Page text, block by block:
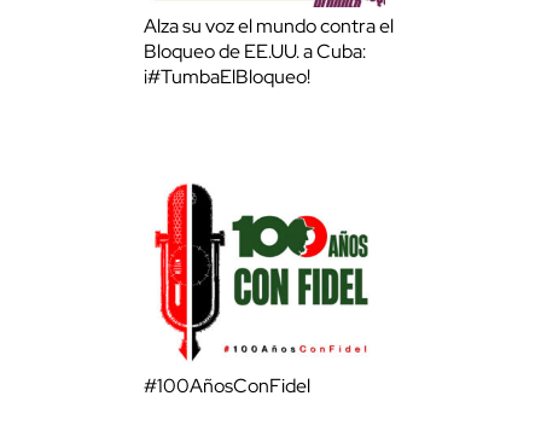
Alza su voz el mundo contra el
Bloqueo de EE.UU. a Cuba:
¡#TumbaElBloqueo!
#100AñosConFidel